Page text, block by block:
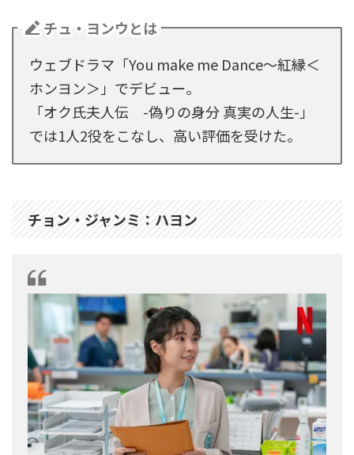
チュ・ヨンウとは
ウェブドラマ「You make me Dance～紅縁＜
ホンヨン＞」でデビュー。
「オク氏夫人伝 -偽りの身分 真実の人生-」
では1人2役をこなし、高い評価を受けた。
チョン・ジャンミ：ハヨン